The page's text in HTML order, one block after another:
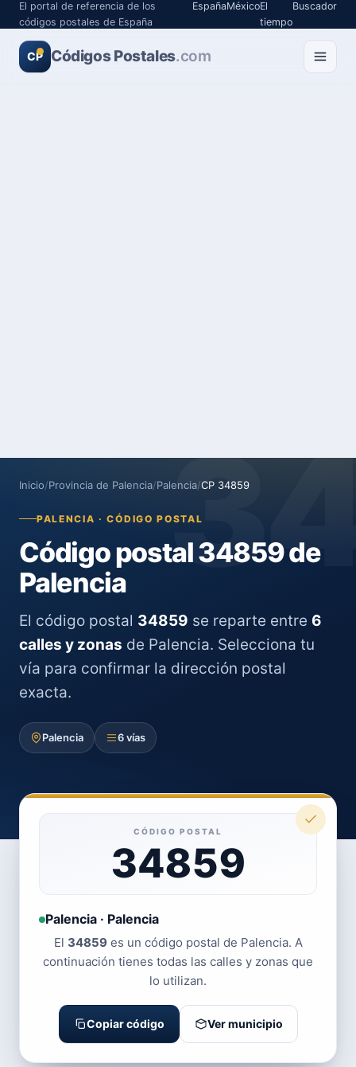
El portal de referencia de los
códigos postales de España
EspañaMéxicoEl
tiempo
Buscador
CP Códigos Postales.com
Inicio/Provincia de Palencia/Palencia/CP 34859
PALENCIA · CÓDIGO POSTAL
Código postal 34859 de
Palencia
El código postal 34859 se reparte entre 6
calles y zonas de Palencia. Selecciona tu
vía para confirmar la dirección postal
exacta.
Palencia 6 vías
CÓDIGO POSTAL
34859
Palencia · Palencia
El 34859 es un código postal de Palencia. A
continuación tienes todas las calles y zonas que
lo utilizan.
Copiar código Ver municipio